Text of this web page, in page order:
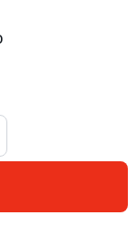
בן גל - דרך השבעה 20,
בן גל - הרצל 6, גדרה - גדרה
בן גל - שדרות דוד בן